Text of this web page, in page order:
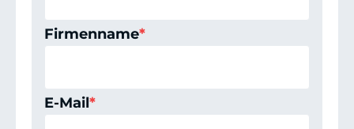
Firmenname*
E-Mail*